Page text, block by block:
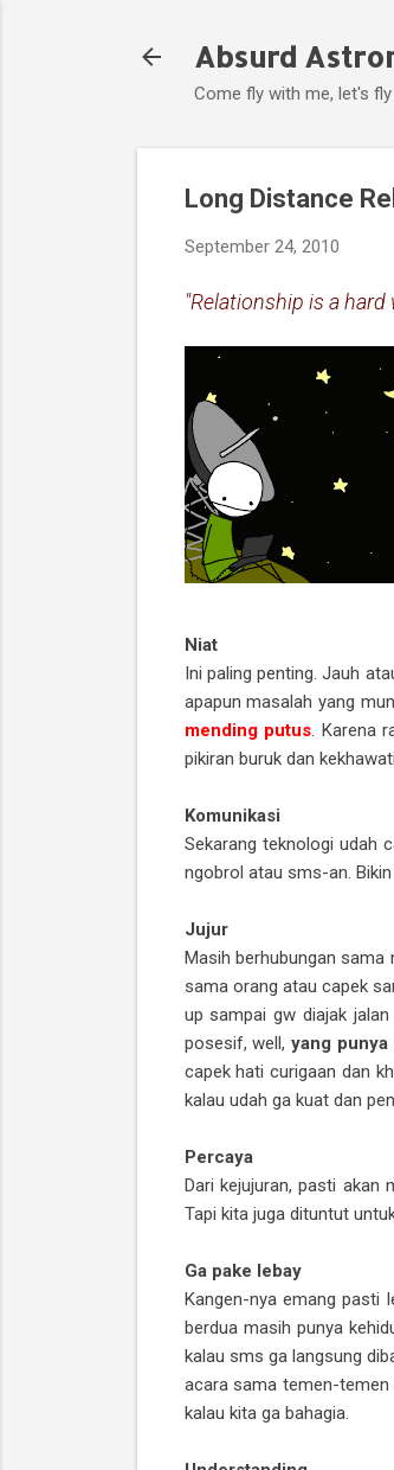
Absurd
Come fly with me, let's
Long Distance
September 24, 2010
"Relationship is a
Niat
Ini paling penting. Jauh
apapun masalah yang
mending putus . Karena
pikiran buruk dan
Komunikasi
Sekarang teknologi udah
ngobrol atau sms-an.
Jujur
Masih berhubungan sama
sama orang atau capek
up sampai gw diajak
posesif, well,yang
capek hati curigaan dan
kalau udah ga kuat dan
Percaya
Dari kejujuran, pasti akan
Tapi kita juga dituntut
Ga pake lebay
Kangen-nya emang pasti
berdua masih punya
kalau sms ga langsung
acara sama temen-temen
kalau kita ga bahagia.